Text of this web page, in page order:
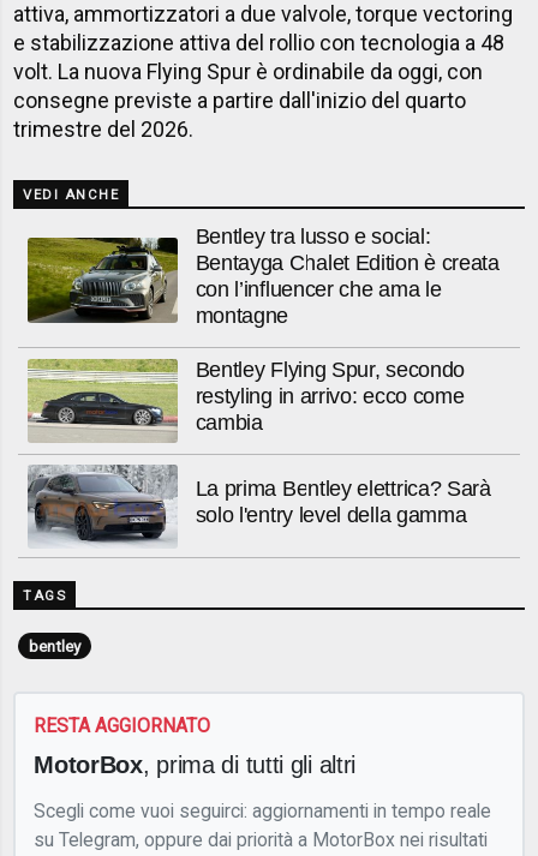
attiva, ammortizzatori a due valvole, torque vectoring
e stabilizzazione attiva del rollio con tecnologia a 48
volt. La nuova Flying Spur è ordinabile da oggi, con
consegne previste a partire dall'inizio del quarto
trimestre del 2026.
VEDI ANCHE
Bentley tra lusso e social:
Bentayga Chalet Edition è creata
con l’influencer che ama le
montagne
Bentley Flying Spur, secondo
restyling in arrivo: ecco come
cambia
La prima Bentley elettrica? Sarà
solo l'entry level della gamma
TAGS
bentley
RESTA AGGIORNATO
MotorBox, prima di tutti gli altri
Scegli come vuoi seguirci: aggiornamenti in tempo reale
su Telegram, oppure dai priorità a MotorBox nei risultati